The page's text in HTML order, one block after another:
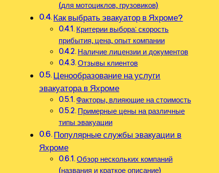
(для мотоциклов, грузовиков)
Как выбрать эвакуатор в Яхроме?
Критерии выбора: скорость
прибытия, цена, опыт компании
Наличие лицензии и документов
Отзывы клиентов
Ценообразование на услуги
эвакуатора в Яхроме
Факторы, влияющие на стоимость
Примерные цены на различные
типы эвакуации
Популярные службы эвакуации в
Яхроме
Обзор нескольких компаний
(названия и краткое описание)